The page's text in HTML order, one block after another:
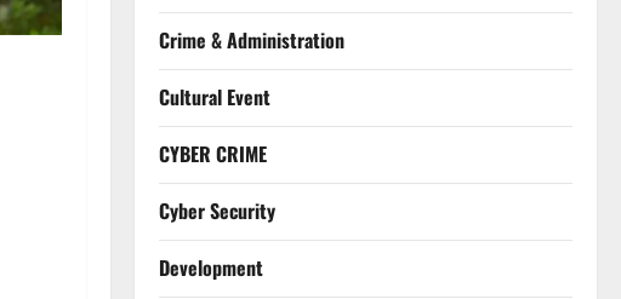
Crime & Administration
Cultural Event
CYBER CRIME
Cyber Security
Development